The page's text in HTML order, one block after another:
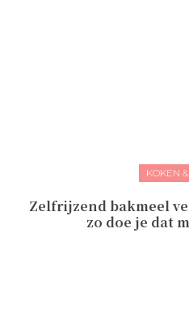
KOKEN
Zelfrijzend bakmeel
zo doe je dat